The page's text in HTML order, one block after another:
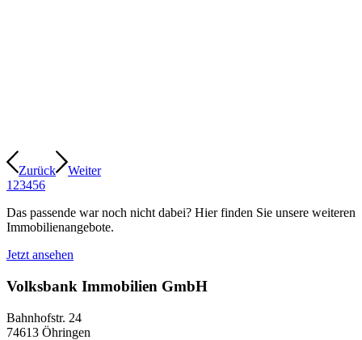
Zurück
Weiter
123456
Das passende war noch nicht dabei? Hier finden Sie unsere weiteren
Immobilienangebote.
Jetzt ansehen
Volksbank Immobilien GmbH
Bahnhofstr. 24
74613 Öhringen